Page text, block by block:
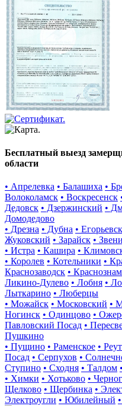
Бесплатный выезд
области
• Апрелевка • Балашиха •
Волоколамск • Воскресенск
Дедовск • Дзержинский •
Домодедово
• Дрезна • Дубна • Егорьевск
Жуковский • Зарайск •
• Истра • Кашира •
• Королев • Котельники •
Краснозаводск •
Ликино-Дулево • Лобня •
Лыткарино • Люберцы
• Можайск • Московский •
Ногинск • Одинцово •
Павловский Посад •
Пушкино
• Пущино • Раменское •
Посад • Серпухов •
Ступино • Сходня • Талдом
• Химки • Хотьково •
Щелково • Щербинка •
Электроугли • Юбилейный